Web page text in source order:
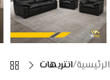
الرئيسية انتريهات